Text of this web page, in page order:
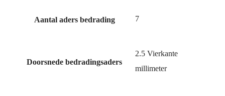
Aantal aders bedrading 7
Doorsnede bedradingsaders
2.5 Vierkante
millimeter